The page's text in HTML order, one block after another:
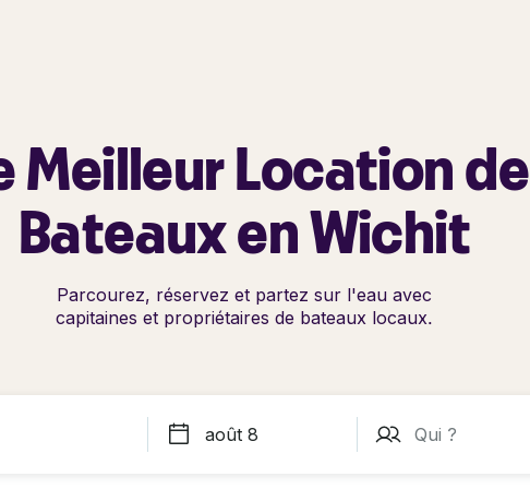
Meilleur Location de
Bateaux en Wichit
Parcourez, réservez et partez sur l'eau avec
capitaines et propriétaires de bateaux locaux.